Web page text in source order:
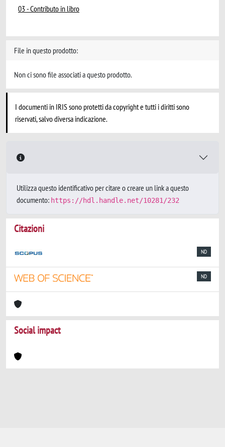
03 - Contributo in libro
File in questo prodotto:
Non ci sono file associati a questo prodotto.
I documenti in IRIS sono protetti da copyright e tutti i diritti sono
riservati, salvo diversa indicazione.
Utilizza questo identificativo per citare o creare un link a questo
documento: https://hdl.handle.net/10281/232
Citazioni
ND
ND
Social impact